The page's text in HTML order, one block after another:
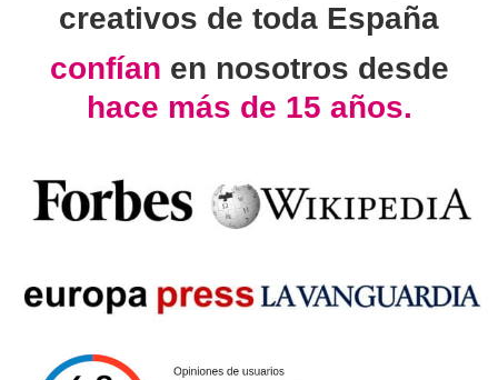
creativos de toda España
confían en nosotros desde
hace más de 15 años.